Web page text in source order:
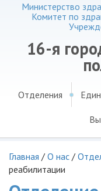
Министерство
Комитет по
16-я
Отделения
Главная / О нас /
реабилитации